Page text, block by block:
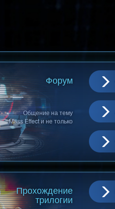
Форум
Общение на тему
Mass Effect и не только
Прохождение
трилогии